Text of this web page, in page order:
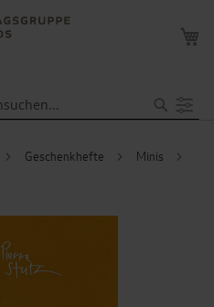
Geschenkhefte
Minis
DER
BILDERGALERIE
SPRINGEN